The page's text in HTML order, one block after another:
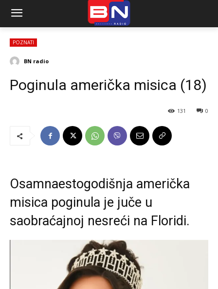
POZNATI
BN radio
Poginula američka misica (18)
0
131
Osamnaestogodišnja američka
misica poginula je juče u
saobraćajnoj nesreći na Floridi.